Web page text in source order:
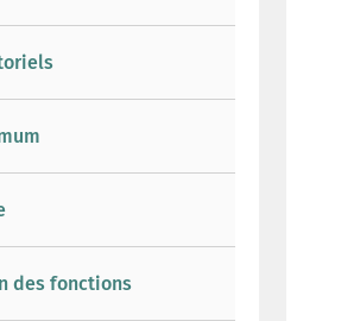
des fonctions